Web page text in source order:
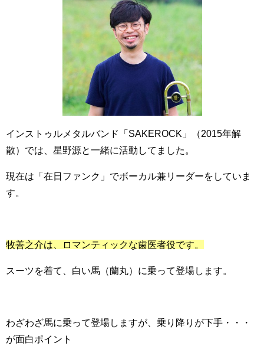
インストゥルメタルバンド「SAKEROCK」（2015年解
散）では、星野源と一緒に活動してました。
現在は「在日ファンク」でボーカル兼リーダーをしていま
す。
牧善之介は、ロマンティックな歯医者役です。
スーツを着て、白い馬（蘭丸）に乗って登場します。
わざわざ馬に乗って登場しますが、乗り降りが下手・・・
が面白ポイント